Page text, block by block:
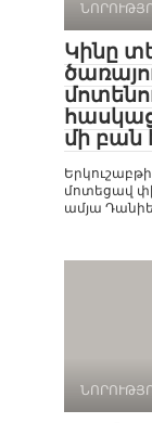
Կինը
մի բան
մոտեցավ
ամյա